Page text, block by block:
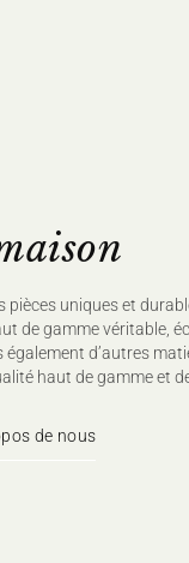
uniques et
de gamme véritable,
d’autres
haut de gamme et
de nous